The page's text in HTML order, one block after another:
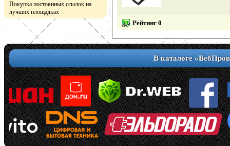
Покупка постоянных ссылок на
лучших площадках
Рейтинг 0
В каталоге